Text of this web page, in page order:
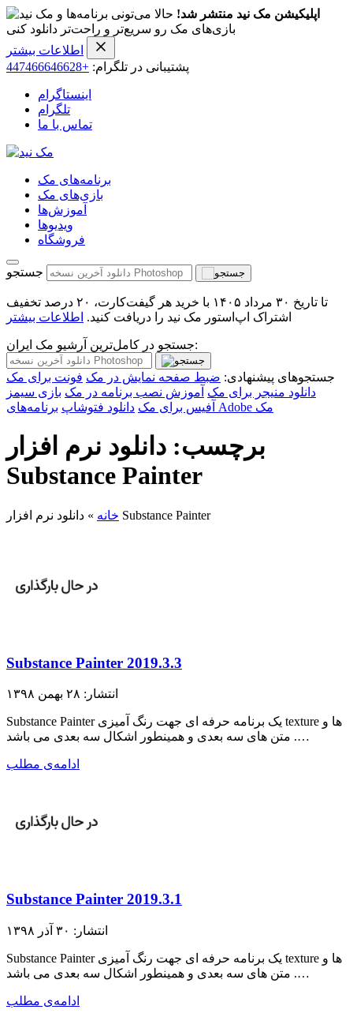
اپلیکیشن مک نید منتشر شد! حالا می‌تونی برنامه‌ها و
بازی‌های مک رو سریع‌تر و راحت‌تر دانلود کنی
اطلاعات بیشتر
پشتیبانی در تلگرام: +447466646628
اینستاگرام
تلگرام
تماس با ما
برنامه‌های مک
بازی‌های مک
آموزش‌ها
ویدیو‌ها
فروشگاه
جستجو
تا تاریخ ۳۰ مرداد ۱۴۰۵ با خرید هر گیفت‌کارت، ۲۰ درصد تخفیف
اشتراک اپ‌استور مک نید را دریافت کنید. اطلاعات بیشتر
جستجو در کامل‌ترین آرشیو مک ایران:
جستجوهای پیشنهادی: ضبط صفحه نمایش در مک فونت برای مک
دانلود منیجر برای مک آموزش نصب برنامه در مک بازی سیمز
آفیس برای مک دانلود فتوشاپ برنامه‌های Adobe مک
برچسب: دانلود نرم افزار
Substance Painter
خانه » دانلود نرم افزار Substance Painter
Substance Painter 2019.3.3
انتشار: ۲۸ بهمن ۱۳۹۸
Substance Painter یک برنامه حرفه ای جهت رنگ آمیزی texture ها و
متن های سه بعدی و همینطور اشکال سه بعدی می باشد .…
ادامه‌ی مطلب
Substance Painter 2019.3.1
انتشار: ۳۰ آذر ۱۳۹۸
Substance Painter یک برنامه حرفه ای جهت رنگ آمیزی texture ها و
متن های سه بعدی و همینطور اشکال سه بعدی می باشد .…
ادامه‌ی مطلب